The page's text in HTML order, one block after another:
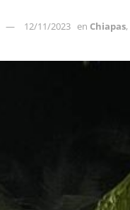
12/11/2023 en Chiapas,